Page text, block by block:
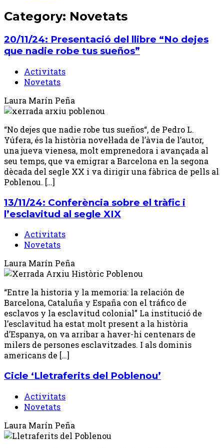
Category: Novetats
20/11/24: Presentació del llibre “No dejes
que nadie robe tus sueños”
Activitats
Novetats
Laura Marín Peña
“No dejes que nadie robe tus sueños“, de Pedro L.
Yúfera, és la història novel·lada de l’àvia de l’autor,
una jueva vienesa, molt emprenedora i avançada al
seu temps, que va emigrar a Barcelona en la segona
dècada del segle XX i va dirigir una fàbrica de pells al
Poblenou. […]
13/11/24: Conferència sobre el tràfic i
l’esclavitud al segle XIX
Activitats
Novetats
Laura Marín Peña
“Entre la historia y la memoria: la relación de
Barcelona, Cataluña y España con el tráfico de
esclavos y la esclavitud colonial” La institució de
l’esclavitud ha estat molt present a la història
d’Espanya, on va arribar a haver-hi centenars de
milers de persones esclavitzades. I als dominis
americans de […]
Cicle ‘Lletraferits del Poblenou’
Activitats
Novetats
Laura Marín Peña